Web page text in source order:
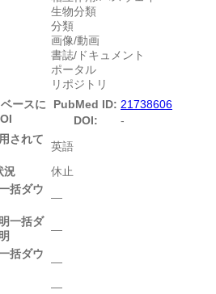
生物分類
分類
画像/動画
書誌/ドキュメント
ポータル
リポジトリ
ースに
PubMed ID: 21738606
DOI:
-
されて
英語
況
休止
括ダウ
―
一括ダ
―
括ダウ
―
―